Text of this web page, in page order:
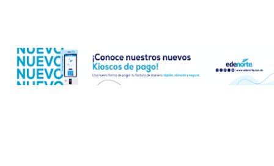
Discusión familiar termina en muerte de un joven en